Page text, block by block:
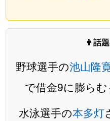
👨話
野球選手の池山隆
で借金9に膨ら
水泳選手の本多灯